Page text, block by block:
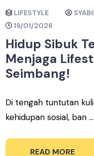
LIFESTYLE
19/01/2026
Hidup Sibuk
Menjaga
Seimbang!
Di tengah tuntutan
kehidupan sosial, ban ...
READ MORE